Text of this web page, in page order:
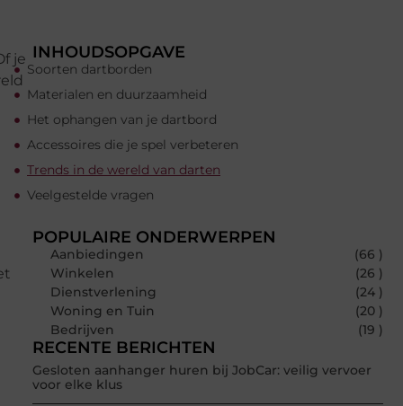
je INHOUDSOPGAVE
Soorten dartborden
Materialen en duurzaamheid
Het ophangen van je dartbord
Accessoires die je spel verbeteren
Trends in de wereld van darten
Veelgestelde vragen
POPULAIRE ONDERWERPEN
Aanbiedingen
(66 )
Winkelen
(26 )
Dienstverlening
(24 )
Woning en Tuin
(20 )
Bedrijven
(19 )
RECENTE BERICHTEN
Gesloten aanhanger huren bij JobCar: veilig vervoer
voor elke klus